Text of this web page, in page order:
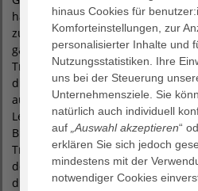
haben wir Zeit
zum Testen der
gängigsten
Tragesysteme,
dies umfasst
auch das
Lernen einer
Bindeweise im
Tragetuch, in
der Sie ihr Kind
direkt nach
hinaus Cookies für
Komforteinstellungen, zur
personalisierter Inhalte und
Nutzungsstatistiken. Ihre
uns bei der Steuerung
Unternehmensziele. Sie
natürlich auch individuell
auf „Auswahl akzeptieren“
erklären Sie sich jedoch
mindestens mit der
notwendiger Cookies